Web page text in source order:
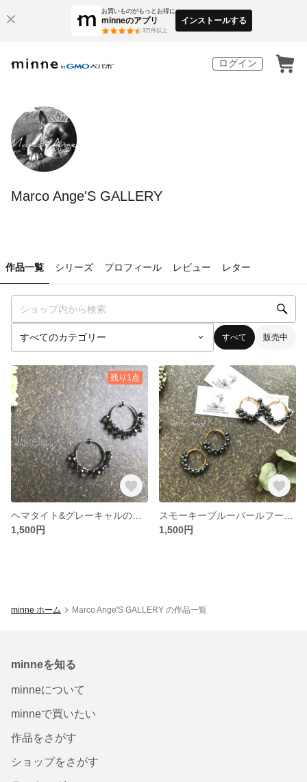
お買いものがもっとお得に
minneのアプリ
3万件以上
インストールする
ログイン
Marco Ange'S GALLERY
作品一覧 シリーズ プロフィール レビュー レター
すべて 販売中
残り1点
1,500円
1,500円
minne ホーム Marco Ange'S GALLERY の作品一覧
minneを知る
minneについて
minneで買いたい
作品をさがす
ショップをさがす